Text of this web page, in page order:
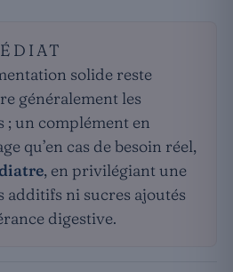
solide reste
généralement les
; un complément en
qu’en cas de besoin réel,
, en privilégiant une
additifs ni sucres ajoutés
digestive.